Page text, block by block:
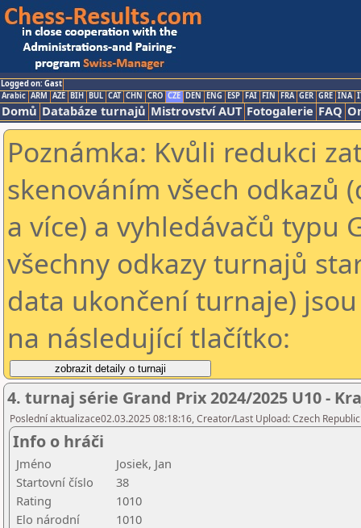
Logged on: Gast
Arabic ARM AZE BIH BUL CAT CHN CRO CZE DEN ENG ESP FAI FIN FRA GER GRE INA
Domů Databáze turnajů Mistrovství AUT Fotogalerie FAQ
Poznámka: Kvůli redukci
skenováním všech odkazů
a více) a vyhledávačů typu
všechny odkazy turnajů
data ukončení turnaje)
na následující tlačítko:
4. turnaj série Grand Prix 2024/2025 U10 -
Poslední aktualizace02.03.2025 08:18:16, Creator/Last Upload: Czech
Info o hráči
Jméno
Josiek, Jan
Startovní číslo
38
Rating
1010
Elo národní
1010